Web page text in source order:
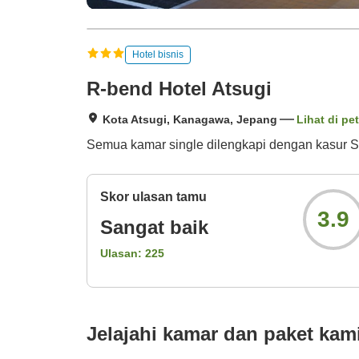
Hotel bisnis
R-bend Hotel Atsugi
Kota Atsugi, Kanagawa, Jepang Lihat di
Semua kamar single dilengkapi dengan kasur
Skor ulasan tamu
Sangat baik
Ulasan: 225
3.9
Jelajahi kamar dan paket